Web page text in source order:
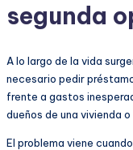
segunda
A lo largo de la vida
necesario pedir
frente a gastos
dueños de una vivienda
El problema viene